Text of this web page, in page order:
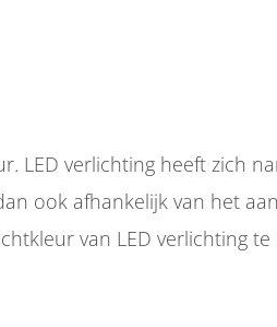
LED verlichting heeft zich
ook afhankelijk van het
van LED verlichting te